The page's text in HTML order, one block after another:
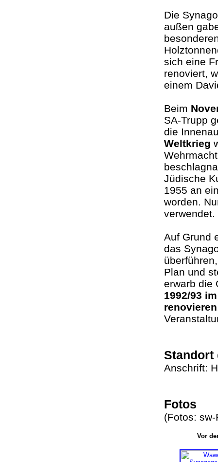
Die
außen
sich eine
renoviert,
einem
Beim
SA-Trupp
die
Weltkrieg
Jüdische
1955 an
worden.
Auf Grund
das
Plan und
erwarb die
1992/93
renovieren
Standort
Anschrift:
Fotos
(Fotos:
Vor